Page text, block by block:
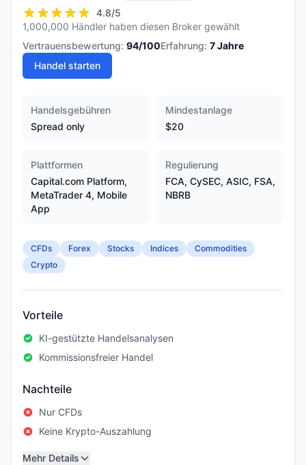
4.8/5
1,000,000 Händler haben diesen Broker gewählt
Vertrauensbewertung: 94/100Erfahrung: 7Jahre
Handel starten
Handelsgebühren
Spread only
Mindestanlage
$20
Plattformen
Capital.com Platform,
MetaTrader 4, Mobile
App
Regulierung
FCA, CySEC, ASIC, FSA,
NBRB
CFDs Forex Stocks Indices
Commodities
Crypto
Vorteile
KI-gestützte Handelsanalysen
Kommissionsfreier Handel
Nachteile
Nur CFDs
Keine Krypto-Auszahlung
Mehr Details